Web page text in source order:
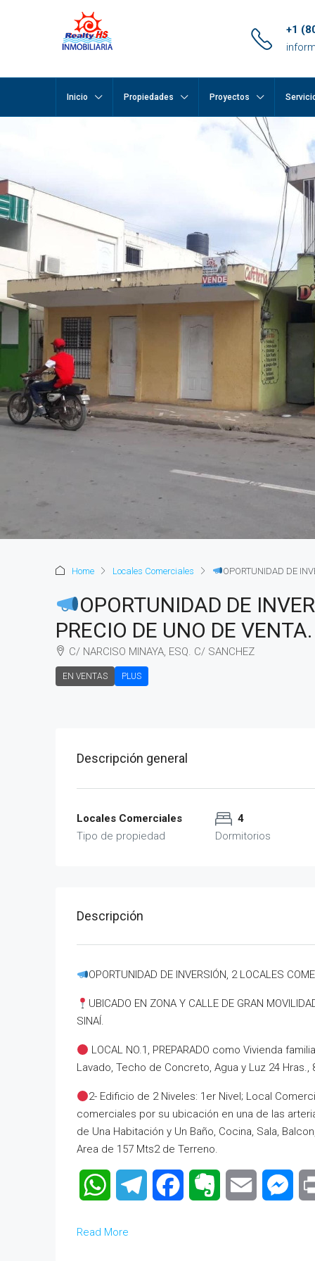
+1
Inicio Propiedades Proyectos
Home Locales Comerciales OPORTUNIDAD DE
OPORTUNIDAD DE
PRECIO DE UNO DE VENTA.
C/ NARCISO MINAYA, ESQ. C/ SANCHEZ
EN VENTAS PLUS
Descripción general
Locales Comerciales
Tipo de propiedad
4
Dormitorios
Descripción
OPORTUNIDAD DE INVERSIÓN, 2 LOCALES
UBICADO EN ZONA Y CALLE DE GRAN
SINAÍ.
LOCAL NO.1, PREPARADO como Vivienda
Lavado, Techo de Concreto, Agua y Luz 24
2- Edificio de 2 Niveles: 1er Nivel; Local
comerciales por su ubicación en una de las
de Una Habitación y Un Baño, Cocina, Sala,
Area de 157 Mts2 de Terreno.
WhatsAppTelegram FacebookEvernote Email
Read More